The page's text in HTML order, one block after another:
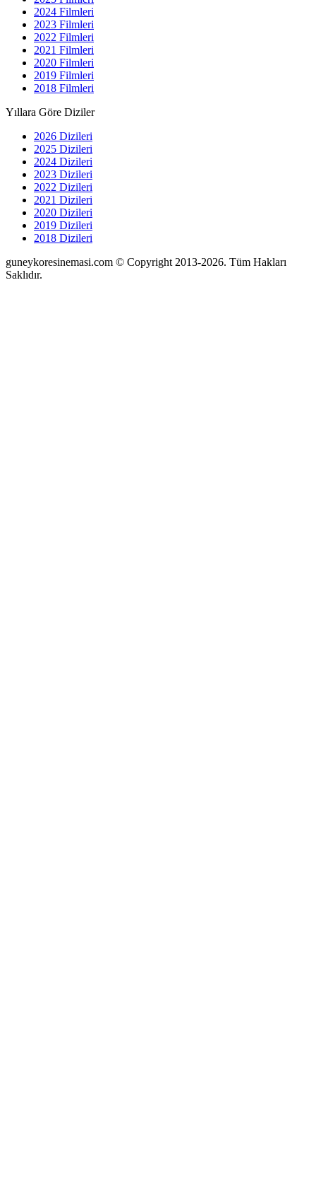
2024 Filmleri
2023 Filmleri
2022 Filmleri
2021 Filmleri
2020 Filmleri
2019 Filmleri
2018 Filmleri
Yıllara Göre Diziler
2026 Dizileri
2025 Dizileri
2024 Dizileri
2023 Dizileri
2022 Dizileri
2021 Dizileri
2020 Dizileri
2019 Dizileri
2018 Dizileri
guneykoresinemasi.com © Copyright 2013-2026. Tüm Hakları
Saklıdır.